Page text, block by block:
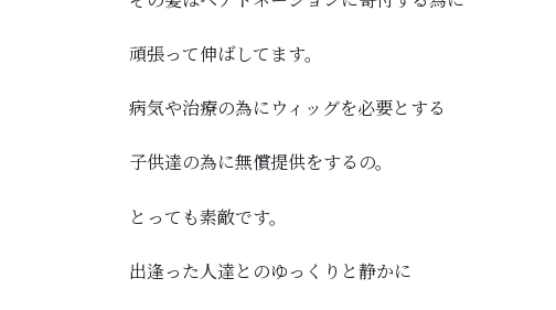
頑張って伸ばしてます。
病気や治療の為にウィッグを必要とする
子供達の為に無償提供をするの。
とっても素敵です。
出逢った人達とのゆっくりと静かに